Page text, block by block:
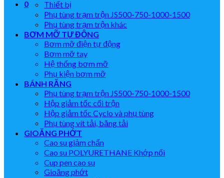
0
Thiết bị
Phụ tùng trạm trộn JS500-750-1000-1500
Phụ tùng trạm trộn khác
BƠM MỠ TỰ ĐỘNG
Bơm mỡ điện tự động
Bơm mỡ tay
Hệ thống bơm mỡ
Phụ kiện bơm mỡ
BÁNH RĂNG
Phụ tùng trạm trộn JS500-750-1000-1500
Hộp giảm tốc cối trộn
Hộp giảm tốc Cyclo và phụ tùng
Phụ tùng vít tải, băng tải
GIOĂNG PHỚT
Cao su giảm chấn
Cao su POLYURETHANE Khớp nối
Cup pen cao su
Gioăng phớt